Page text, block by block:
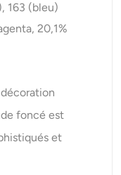
163 (bleu)
20,1%
foncé est
et